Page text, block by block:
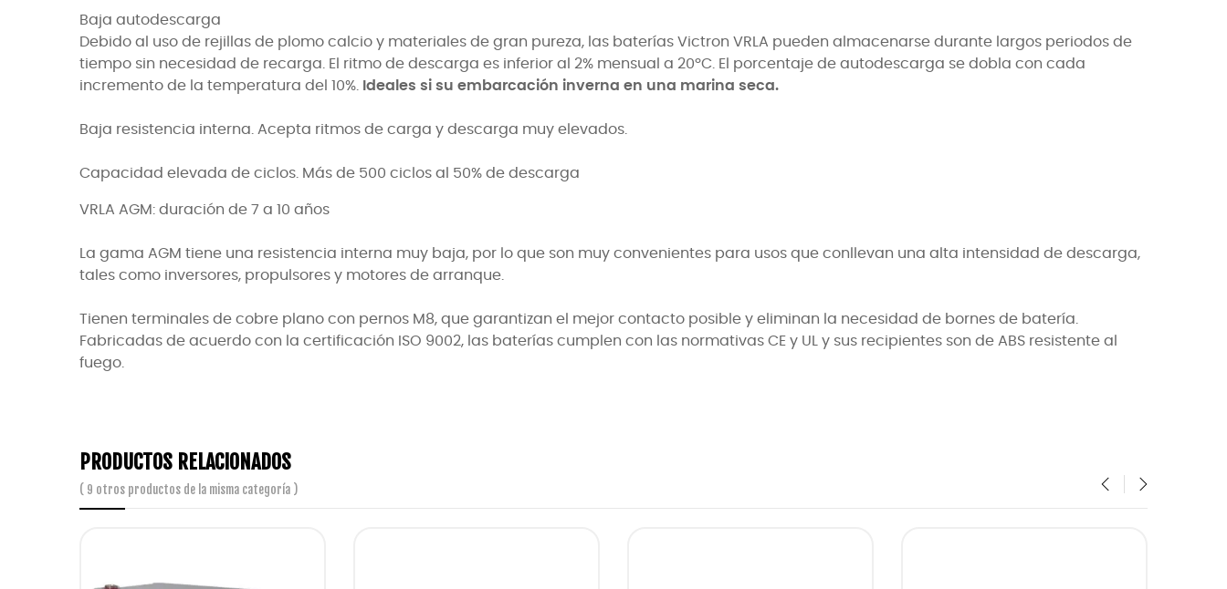
Baja autodescarga
Debido al uso de rejillas de plomo calcio y materiales de gran pureza, las baterías Victron VRLA pueden almacenarse durante largos periodos de
tiempo sin necesidad de recarga. El ritmo de descarga es inferior al 2% mensual a 20ºC. El porcentaje de autodescarga se dobla con cada
incremento de la temperatura del 10%.
Ideales si su embarcación inverna en una marina seca.
Baja resistencia interna. Acepta ritmos de carga y descarga muy elevados.
Capacidad elevada de ciclos. Más de 500 ciclos al 50% de descarga
VRLA AGM: duración de 7 a 10 años
La gama AGM tiene una resistencia interna muy baja, por lo que son muy convenientes para usos que conllevan una alta intensidad de descarga,
tales como inversores, propulsores y motores de arranque.
Tienen terminales de cobre plano con pernos M8, que garantizan el mejor contacto posible y eliminan la necesidad de bornes de batería.
Fabricadas de acuerdo con la certificación ISO 9002, las baterías cumplen con las normativas CE y UL y sus recipientes son de ABS resistente al
fuego.
PRODUCTOS RELACIONADOS
( 9 otros productos de la misma categoría )